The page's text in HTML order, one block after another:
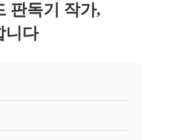
판독기 작가,
니다